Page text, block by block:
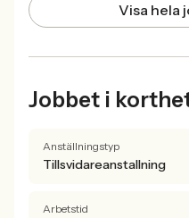
Visa hela
Jobbet i
Anställningstyp
Tillsvidareanstallning
Arbetstid